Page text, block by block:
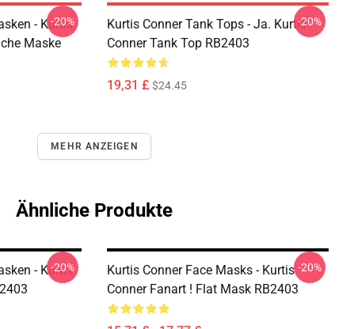
- Kurtis
Maske
-20%
Kurtis Conner Tank Tops - Ja. Kurtis
Conner Tank Top RB2403
19,31 £ $24.45
-20%
MEHR ANZEIGEN
Ähnliche Produkte
- Kurtis
-20%
Kurtis Conner Face Masks - Kurtis
Conner Fanart ! Flat Mask RB2403
-20%